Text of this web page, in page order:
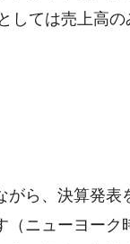
しては売上高
ら、決算発表
ニューヨーク